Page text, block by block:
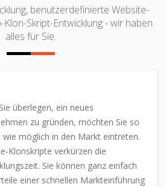
benutzerdefinierte Website-
Skript-Entwicklung - wir haben
alles für Sie.
überlegen, ein neues
zu gründen, möchten Sie so
wie möglich in den Markt eintreten.
Klonskripte verkürzen die
Sie können ganz einfach
einer schnellen Markteinführung